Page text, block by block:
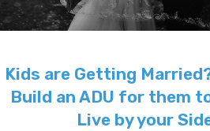
Kids are Getting
Build an ADU for them
Live by your